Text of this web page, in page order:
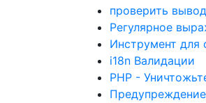
проверить
Регулярное
Инструмент для
i18n Валидации
PHP -